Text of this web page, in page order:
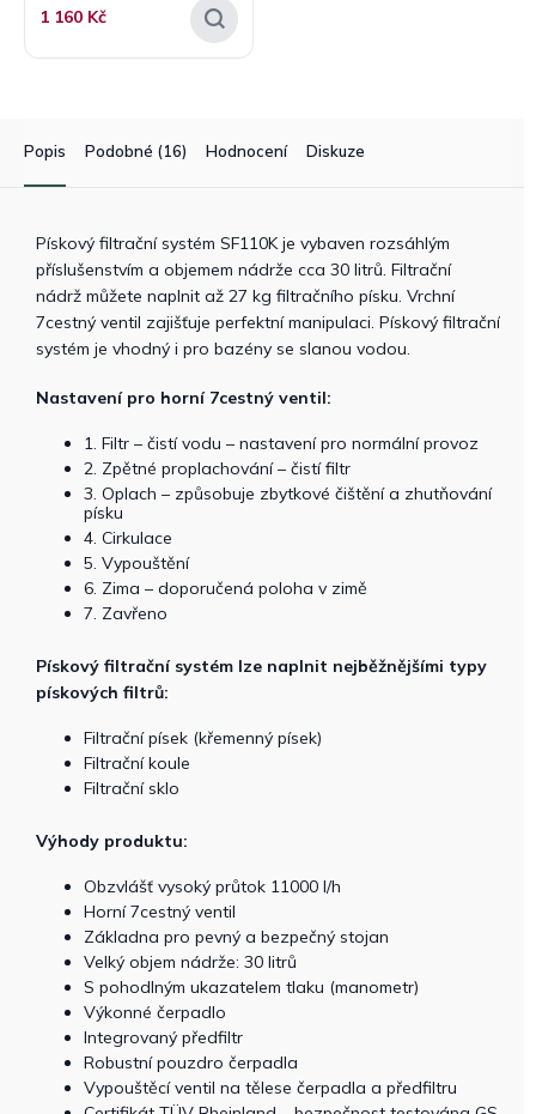
1 160 Kč
Popis Podobné (16) Hodnocení Diskuze
Pískový filtrační systém SF110K je vybaven rozsáhlým
příslušenstvím a objemem nádrže cca 30 litrů. Filtrační
nádrž můžete naplnit až 27 kg filtračního písku. Vrchní
7cestný ventil zajišťuje perfektní manipulaci. Pískový filtrační
systém je vhodný i pro bazény se slanou vodou.
Nastavení pro horní 7cestný ventil:
1. Filtr – čistí vodu – nastavení pro normální provoz
2. Zpětné proplachování – čistí filtr
3. Oplach – způsobuje zbytkové čištění a zhutňování
písku
4. Cirkulace
5. Vypouštění
6. Zima – doporučená poloha v zimě
7. Zavřeno
Pískový filtrační systém lze naplnit nejběžnějšími typy
pískových filtrů:
Filtrační písek (křemenný písek)
Filtrační koule
Filtrační sklo
Výhody produktu:
Obzvlášť vysoký průtok 11000 l/h
Horní 7cestný ventil
Základna pro pevný a bezpečný stojan
Velký objem nádrže: 30 litrů
S pohodlným ukazatelem tlaku (manometr)
Výkonné čerpadlo
Integrovaný předfiltr
Robustní pouzdro čerpadla
Vypouštěcí ventil na tělese čerpadla a předfiltru